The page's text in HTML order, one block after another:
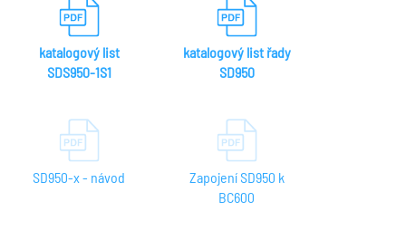
katalogový list
SDS950-1S1
katalogový list řady
SD950
SD950-x - návod
Zapojení SD950 k
BC600